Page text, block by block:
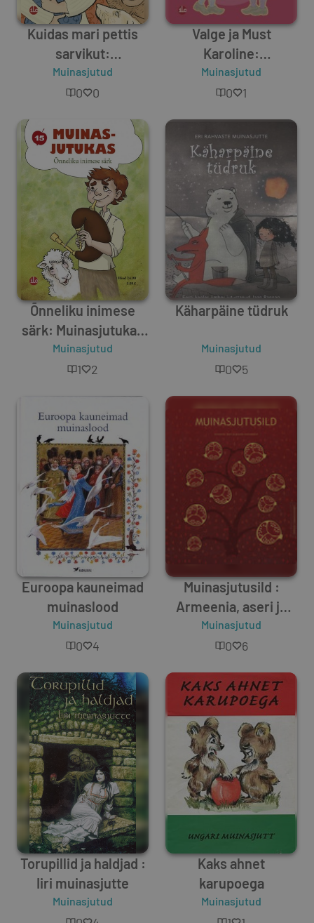
Kuidas mari pettis
sarvikut:
Muinasjutukas 38
Muinasjutud
0 0
Valge ja Must
Karoline:
Muinasjutukas 39
Muinasjutud
0 1
Õnneliku inimese
särk: Muinasjutukas
15.
Muinasjutud
1 2
Käharpäine tüdruk
Muinasjutud
0 5
Euroopa kauneimad
muinaslood
Muinasjutud
0 4
Muinasjutusild :
Armeenia, aseri ja
gruusia muinasjutud
Muinasjutud
0 6
Torupillid ja haldjad :
Iiri muinasjutte
Muinasjutud
Kaks ahnet
karupoega
Muinasjutud